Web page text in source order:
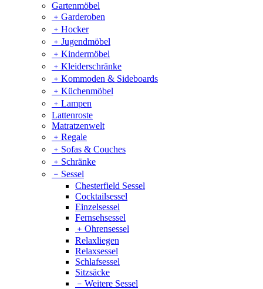
Gartenmöbel
﹢ Garderoben
﹢ Hocker
﹢ Jugendmöbel
﹢ Kindermöbel
﹢ Kleiderschränke
﹢ Kommoden & Sideboards
﹢ Küchenmöbel
﹢ Lampen
Lattenroste
Matratzenwelt
﹢ Regale
﹢ Sofas & Couches
﹢ Schränke
﹣ Sessel
Chesterfield Sessel
Cocktailsessel
Einzelsessel
Fernsehsessel
﹢ Ohrensessel
Relaxliegen
Relaxsessel
Schlafsessel
Sitzsäcke
﹣ Weitere Sessel